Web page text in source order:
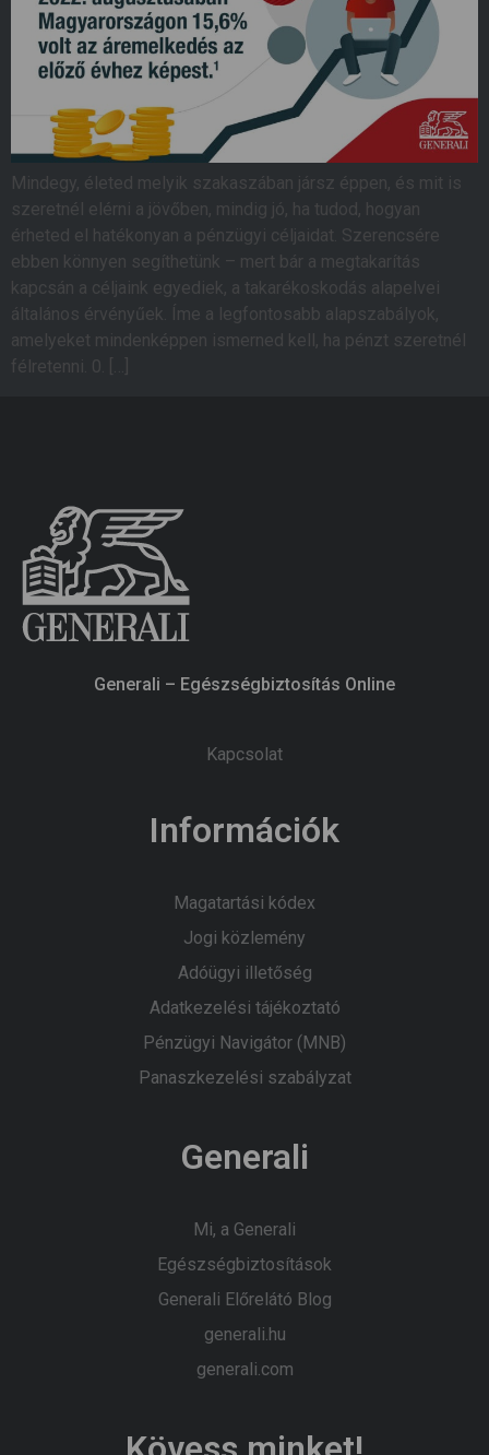
Mindegy, életed melyik szakaszában jársz éppen, és mit is
szeretnél elérni a jövőben, mindig jó, ha tudod, hogyan
érheted el hatékonyan a pénzügyi céljaidat. Szerencsére
ebben könnyen segíthetünk ­– mert bár a megtakarítás
kapcsán a céljaink egyediek, a takarékoskodás alapelvei
általános érvényűek. Íme a legfontosabb alapszabályok,
amelyeket mindenképpen ismerned kell, ha pénzt szeretnél
félretenni. 0. […]
Generali – Egészségbiztosítás Online
Kapcsolat
Információk
Magatartási kódex
Jogi közlemény
Adóügyi illetőség
Adatkezelési tájékoztató
Pénzügyi Navigátor (MNB)
Panaszkezelési szabályzat
Generali
Mi, a Generali
Egészségbiztosítások
Generali Előrelátó Blog
generali.hu
generali.com